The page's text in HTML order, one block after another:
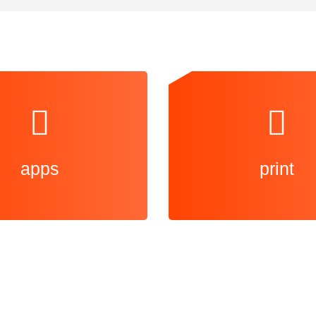
apps print